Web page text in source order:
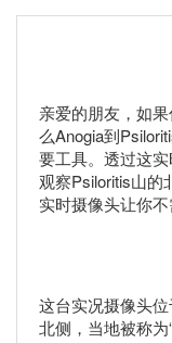
亲爱的朋友，如
么Anogia到
要工具。透过这
观察Psiloritis山的
实时摄像头让你
这台实况摄像头
北侧，当地被称